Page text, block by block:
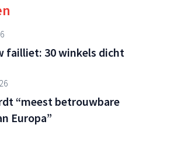
failliet: 30 winkels dicht
“meest betrouwbare
Europa”